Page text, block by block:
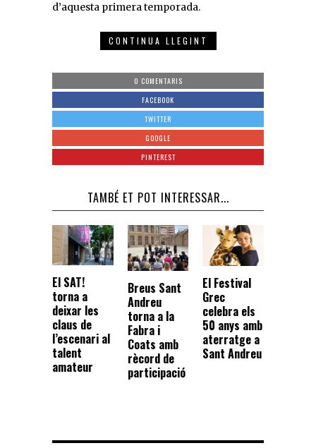
d’aquesta primera temporada.
CONTINUA LLEGINT
0 COMENTARIS
FACEBOOK
TWITTER
GOOGLE
PINTEREST
TAMBÉ ET POT INTERESSAR...
El SAT!
torna a
deixar les
claus de
l’escenari al
talent
amateur
Breus Sant
Andreu
torna a la
Fabra i
Coats amb
rècord de
participació
El Festival
Grec
celebra els
50 anys amb
aterratge a
Sant Andreu